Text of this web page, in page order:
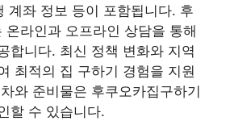
계좌 정보 등이 포함됩니다. 후
온라인과 오프라인 상담을 통해
합니다. 최신 정책 변화와 지역
최적의 집 구하기 경험을 지원
와 준비물은 후쿠오카집구하기
할 수 있습니다.